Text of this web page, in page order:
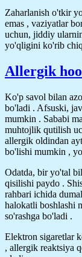
Zaharlanish o'tkir
emas , vaziyatlar
uchun, jiddiy
yo'qligini ko'rib
Allergik
Ko'p savol bilan
bo'ladi . Afsuski,
mumkin . Sababi
muhtojlik qutilish
allergik oldindan
bo'lishi mumkin ,
Odatda, bir yo'tal
qisilishi paydo .
rahbari ichida
halokatli boshlashi
so'rashga bo'ladi .
Elektron sigaretlar
, allergik reaktsiya